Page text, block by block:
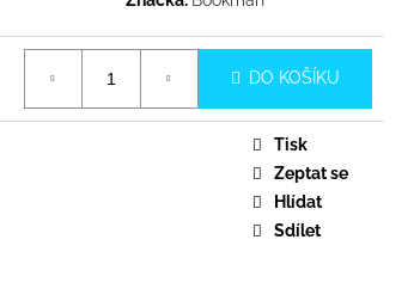
DO KOŠÍKU
Tisk
Zeptat se
Hlídat
Sdílet